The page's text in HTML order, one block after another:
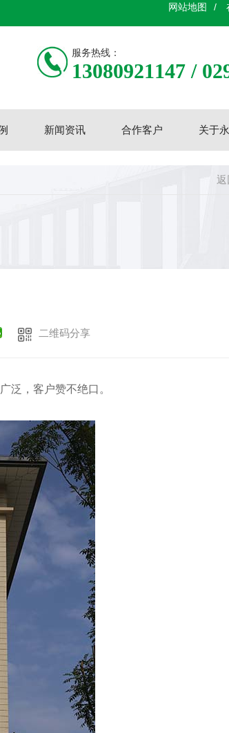
网站地图 /
服务热线：
13080921147 /
新闻资讯 合作客户 关于
返
二维码分享
泛，客户赞不绝口。